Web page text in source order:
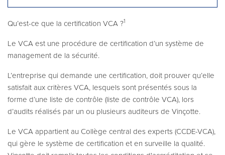
Qu’est-ce que la certification VCA ?1
Le VCA est une procédure de certification d’un système de
management de la sécurité.
L’entreprise qui demande une certification, doit prouver qu’elle
satisfait aux critères VCA, lesquels sont présentés sous la
forme d’une liste de contrôle (liste de contrôle VCA), lors
d’audits réalisés par un ou plusieurs auditeurs de Vinçotte.
Le VCA appartient au Collège central des experts (CCDE-VCA),
qui gère le système de certification et en surveille la qualité.